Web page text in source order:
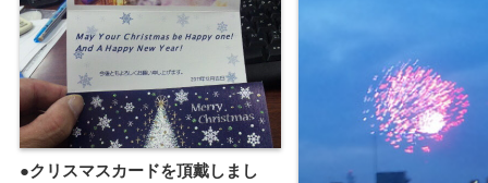
●クリスマスカードを頂戴しまし